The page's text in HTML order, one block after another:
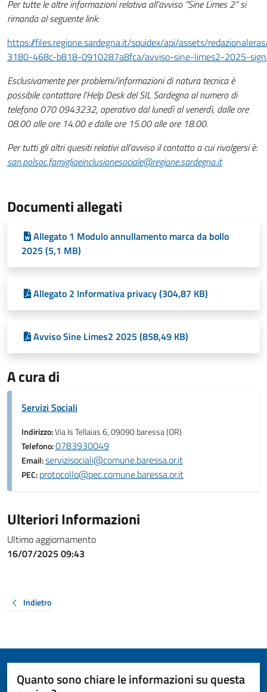
Per tutte le altre informazioni relativa all’avviso “Sine Limes 2” si
rimanda al seguente link:
https://files.regione.sardegna.it/squidex/api/assets/
3180-468c-b818-0910287a8fca/avviso-sine-limes2-2025-
Esclusivamente per problemi/informazioni di natura tecnica è
possibile contattare l’Help Desk del SIL Sardegna al numero di
telefono 070 0943232, operativo dal lunedì al venerdì, dalle ore
08.00 alle ore 14.00 e dalle ore 15.00 alle ore 18.00.
Per tutti gli altri quesiti relativi all’avviso il contatto a cui rivolgersi è:
san.polsoc.famigliaeinclusionesociale@regione.sardegna.it
Documenti allegati
Allegato 1 Modulo annullamento marca da bollo
2025 (5,1 MB)
Allegato 2 Informativa privacy (304,87 KB)
Avviso Sine Limes2 2025 (858,49 KB)
A cura di
Servizi Sociali
Indirizzo:Via Is Tellaias 6, 09090 baressa (OR)
Telefono:0783930049
Email:servizisociali@comune.baressa.or.it
PEC:protocollo@pec.comune.baressa.or.it
Ulteriori Informazioni
Ultimo aggiornamento
16/07/2025 09:43
Indietro
Quanto sono chiare le informazioni su questa